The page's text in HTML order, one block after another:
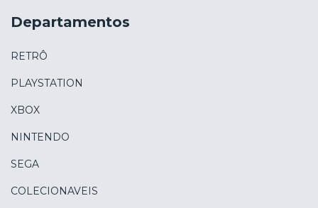
Departamentos
RETRÔ
PLAYSTATION
XBOX
NINTENDO
SEGA
COLECIONAVEIS